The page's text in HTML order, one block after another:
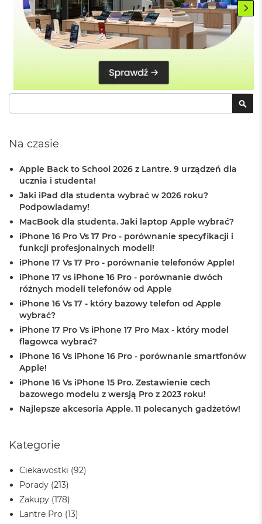
o
k
N
e
b
n
W
d
ł
u
p
o
j
e
m
n
o
ś
c
i
d
y
s
u
M
a
B
k
e
2
5
6
G
Szukaj
Na czasie
Apple Back to School 2026 z Lantre. 9 urządzeń dla
ucznia i studenta!
Jaki iPad dla studenta wybrać w 2026 roku?
Podpowiadamy!
MacBook dla studenta. Jaki laptop Apple wybrać?
iPhone 16 Pro Vs 17 Pro - porównanie specyfikacji i
funkcji profesjonalnych modeli!
iPhone 17 Vs 17 Pro - porównanie telefonów Apple!
iPhone 17 vs iPhone 16 Pro - porównanie dwóch
różnych modeli telefonów od Apple
iPhone 16 Vs 17 - który bazowy telefon od Apple
wybrać?
iPhone 17 Pro Vs iPhone 17 Pro Max - który model
flagowca wybrać?
iPhone 16 Vs iPhone 16 Pro - porównanie smartfonów
Apple!
iPhone 16 Vs iPhone 15 Pro. Zestawienie cech
bazowego modelu z wersją Pro z 2023 roku!
Najlepsze akcesoria Apple. 11 polecanych gadżetów!
Kategorie
Ciekawostki (92)
Porady (213)
Zakupy (178)
Lantre Pro (13)